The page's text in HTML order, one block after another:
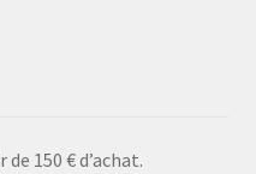
150 € d’achat.